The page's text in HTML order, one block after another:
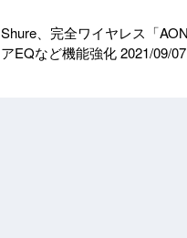
Shure、完全ワイヤレス「
アEQなど機能強化2021/09/07